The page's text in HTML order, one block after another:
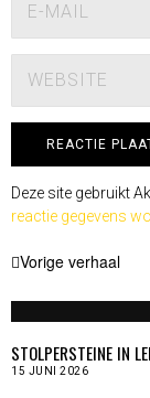
Deze site gebruikt
reactie gegevens
BERICHT
NAVIGATIE
Vorige verhaal
STOLPERSTEINE IN
15 JUNI 2026